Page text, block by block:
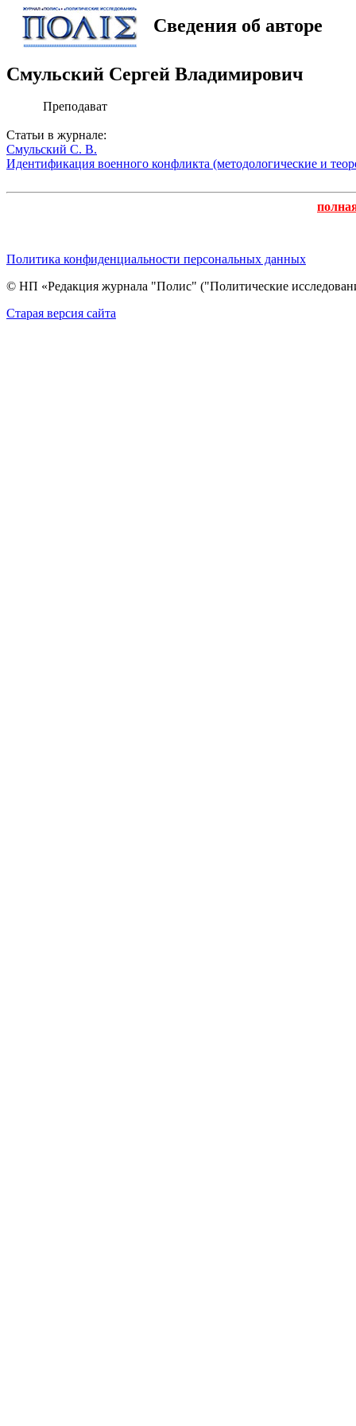
Сведения об авторе
Смульский Сергей Владимирович
Преподават
Статьи в журнале:
Смульский С. В.
Идентификация военного конфликта (методологические и
Политика конфиденциальности персональных данных
© НП «Редакция журнала "Полис" ("Политические
Cтарая версия сайта